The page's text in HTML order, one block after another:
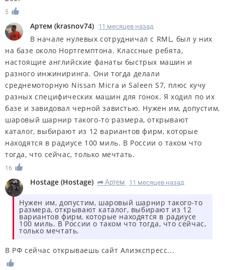
5
Артем (krasnov74) 11 месяцев назад
В начале нулевых сотрудничал с RML, был у них
на базе около Нортгемптона. Классные ребята,
настоящие английские фанаты быстрых машин и
разного инжиниринга. Они тогда делали
среднемоторную Nissan Micra и Saleen S7, плюс кучу
разных специфических машин для гонок. Я ходил по их
базе и завидовал черной завистью. Нужен им, допустим,
шаровый шарнир такого-то размера, открывают
каталог, выбирают из 12 вариантов фирм, которые
находятся в радиусе 100 миль. В России о таком что
тогда, что сейчас, только мечтать.
16
Hostage (Hostage) R Артем 11 месяцев назад
Нужен им, допустим, шаровый шарнир такого-то
размера, открывают каталог, выбирают из 12
вариантов фирм, которые находятся в радиусе
100 миль. В России о таком что тогда, что сейчас,
только мечтать.
В РФ сейчас открываешь сайт Алиэкспресс...